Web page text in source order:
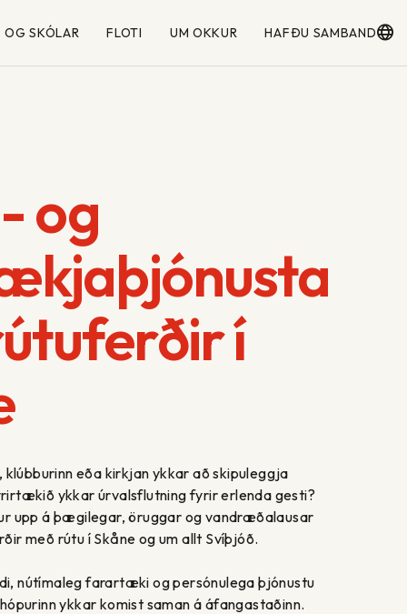
OG SKÓLAR FLOTI UM OKKUR HAFÐU SAMBAND
og
í
eða kirkjan ykkar að skipuleggja
ykkar úrvalsflutning fyrir erlenda gesti?
upp á þægilegar, öruggar og vandræðalausar
með rútu í Skåne og um allt Svíþjóð.
nútímaleg farartæki og persónulega þjónustu
ykkar komist saman á áfangastaðinn.